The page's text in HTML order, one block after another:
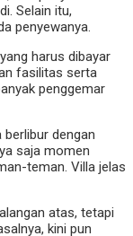
Selain itu,
penyewanya.
harus dibayar
fasilitas serta
penggemar
dengan
saja momen
teman. Villa jelas
atas, tetapi
kini pun